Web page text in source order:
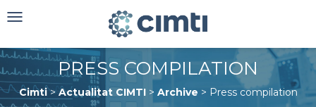
Toggle
PRESS COMPILATION
Cimti>Actualitat CIMTI> Archive > Press compilation